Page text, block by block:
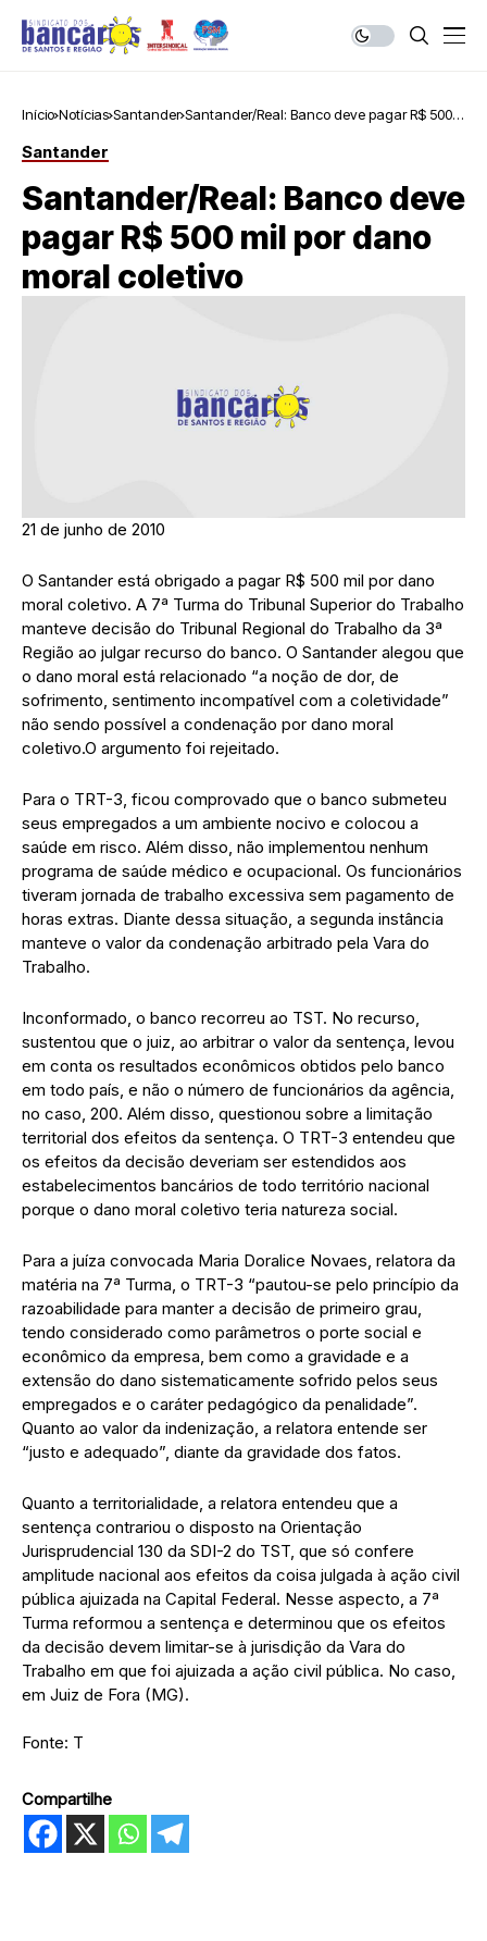
Início Notícias Santander Santander/Real: Banco deve pagar R$ 500
Santander
Santander/Real: Banco deve
pagar R$ 500 mil por dano
moral coletivo
21 de junho de 2010
O Santander está obrigado a pagar R$ 500 mil por dano
moral coletivo. A 7ª Turma do Tribunal Superior do Trabalho
manteve decisão do Tribunal Regional do Trabalho da 3ª
Região ao julgar recurso do banco. O Santander alegou que
o dano moral está relacionado “a noção de dor, de
sofrimento, sentimento incompatível com a coletividade”
não sendo possível a condenação por dano moral
coletivo.O argumento foi rejeitado.
Para o TRT-3, ficou comprovado que o banco submeteu
seus empregados a um ambiente nocivo e colocou a
saúde em risco. Além disso, não implementou nenhum
programa de saúde médico e ocupacional. Os funcionários
tiveram jornada de trabalho excessiva sem pagamento de
horas extras. Diante dessa situação, a segunda instância
manteve o valor da condenação arbitrado pela Vara do
Trabalho.
Inconformado, o banco recorreu ao TST. No recurso,
sustentou que o juiz, ao arbitrar o valor da sentença, levou
em conta os resultados econômicos obtidos pelo banco
em todo país, e não o número de funcionários da agência,
no caso, 200. Além disso, questionou sobre a limitação
territorial dos efeitos da sentença. O TRT-3 entendeu que
os efeitos da decisão deveriam ser estendidos aos
estabelecimentos bancários de todo território nacional
porque o dano moral coletivo teria natureza social.
Para a juíza convocada Maria Doralice Novaes, relatora da
matéria na 7ª Turma, o TRT-3 “pautou-se pelo princípio da
razoabilidade para manter a decisão de primeiro grau,
tendo considerado como parâmetros o porte social e
econômico da empresa, bem como a gravidade e a
extensão do dano sistematicamente sofrido pelos seus
empregados e o caráter pedagógico da penalidade”.
Quanto ao valor da indenização, a relatora entende ser
“justo e adequado”, diante da gravidade dos fatos.
Quanto a territorialidade, a relatora entendeu que a
sentença contrariou o disposto na Orientação
Jurisprudencial 130 da SDI-2 do TST, que só confere
amplitude nacional aos efeitos da coisa julgada à ação civil
pública ajuizada na Capital Federal. Nesse aspecto, a 7ª
Turma reformou a sentença e determinou que os efeitos
da decisão devem limitar-se à jurisdição da Vara do
Trabalho em que foi ajuizada a ação civil pública. No caso,
em Juiz de Fora (MG).
Fonte: T
Compartilhe